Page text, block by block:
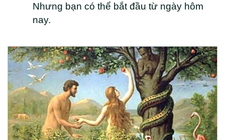
Nhưng bạn có thể bắt đầu từ ngày hôm
nay.